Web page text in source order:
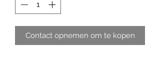
Contact opnemen om te kopen